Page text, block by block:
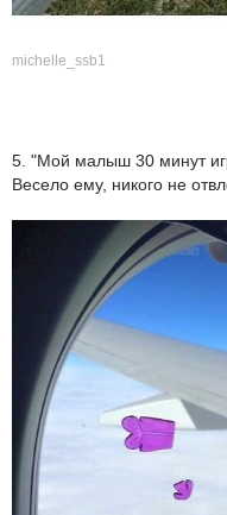
michelle_ssb1
5. "Мой малыш 30 минут
Весело ему, никого не